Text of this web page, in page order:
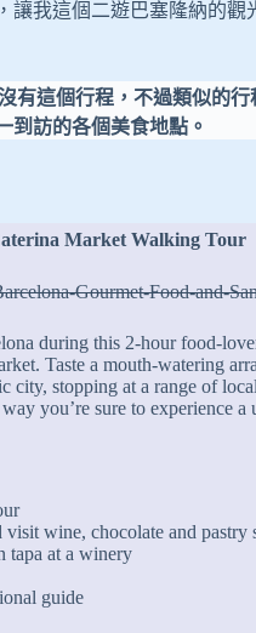
讓我這個二遊巴塞隆納的
有這個行程，不過類似的
到訪的各個美食地點。
Market Walking Tour
Gourmet-Food-and-
during this 2-hour food-
Taste a mouth-watering
city, stopping at a range of
you’re sure to experience
wine, chocolate and pastry
tapa at a winery
guide